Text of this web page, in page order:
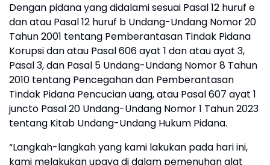
Dengan pidana yang didalami sesuai Pasal 12 huruf e
dan atau Pasal 12 huruf b Undang-Undang Nomor 20
Tahun 2001 tentang Pemberantasan Tindak Pidana
Korupsi dan atau Pasal 606 ayat 1 dan atau ayat 3,
Pasal 3, dan Pasal 5 Undang-Undang Nomor 8 Tahun
2010 tentang Pencegahan dan Pemberantasan
Tindak Pidana Pencucian uang, atau Pasal 607 ayat 1
juncto Pasal 20 Undang-Undang Nomor 1 Tahun 2023
tentang Kitab Undang-Undang Hukum Pidana.
“Langkah-langkah yang kami lakukan pada hari ini,
kami melakukan upaya di dalam pemenuhan alat